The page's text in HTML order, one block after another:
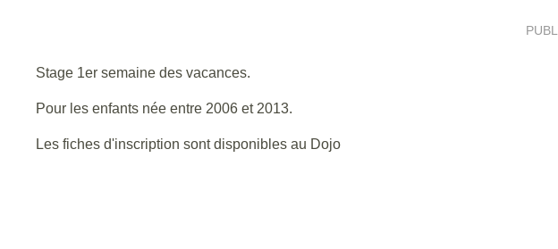
Stage 1er semaine des vacances.
Pour les enfants née entre 2006 et 2013.
Les fiches d'inscription sont disponibles au Dojo